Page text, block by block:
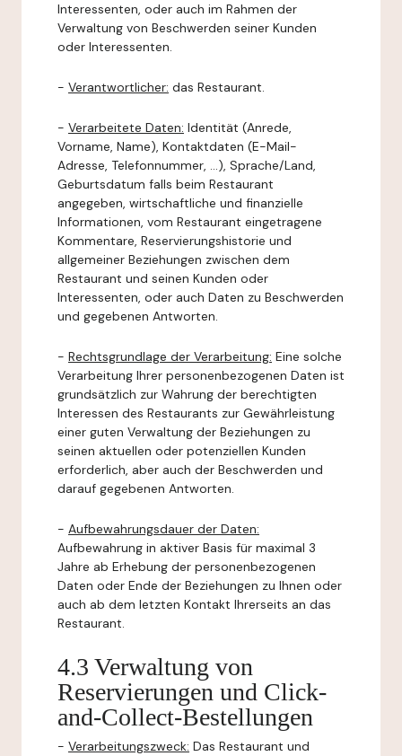
Interessenten, oder auch im Rahmen der
Verwaltung von Beschwerden seiner Kunden
oder Interessenten.
- Verantwortlicher: das Restaurant.
- Verarbeitete Daten: Identität (Anrede,
Vorname, Name), Kontaktdaten (E-Mail-
Adresse, Telefonnummer, ...), Sprache/Land,
Geburtsdatum falls beim Restaurant
angegeben, wirtschaftliche und finanzielle
Informationen, vom Restaurant eingetragene
Kommentare, Reservierungshistorie und
allgemeiner Beziehungen zwischen dem
Restaurant und seinen Kunden oder
Interessenten, oder auch Daten zu Beschwerden
und gegebenen Antworten.
- Rechtsgrundlage der Verarbeitung: Eine solche
Verarbeitung Ihrer personenbezogenen Daten ist
grundsätzlich zur Wahrung der berechtigten
Interessen des Restaurants zur Gewährleistung
einer guten Verwaltung der Beziehungen zu
seinen aktuellen oder potenziellen Kunden
erforderlich, aber auch der Beschwerden und
darauf gegebenen Antworten.
- Aufbewahrungsdauer der Daten:
Aufbewahrung in aktiver Basis für maximal 3
Jahre ab Erhebung der personenbezogenen
Daten oder Ende der Beziehungen zu Ihnen oder
auch ab dem letzten Kontakt Ihrerseits an das
Restaurant.
4.3 Verwaltung von
Reservierungen und Click-
and-Collect-Bestellungen
- Verarbeitungszweck: Das Restaurant und